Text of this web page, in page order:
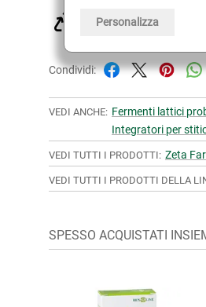
Personalizza
CURA PER L'AMBIENTE
solo imballaggi riciclati
Condividi:
VEDI ANCHE: Fermenti lattici
Integratori per
VEDI TUTTI I PRODOTTI: Zeta
VEDI TUTTI I PRODOTTI DELLA
SPESSO ACQUISTATI